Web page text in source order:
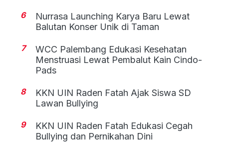
6
Nurrasa Launching Karya Baru Lewat
Balutan Konser Unik di Taman
7
WCC Palembang Edukasi Kesehatan
Menstruasi Lewat Pembalut Kain Cindo-
Pads
8
KKN UIN Raden Fatah Ajak Siswa SD
Lawan Bullying
9
KKN UIN Raden Fatah Edukasi Cegah
Bullying dan Pernikahan Dini